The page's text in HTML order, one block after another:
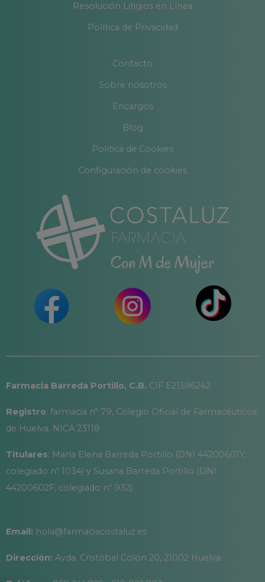
Resolución Litigios en Línea
Política de Privacidad
Contacto
Sobre nosotros
Encargos
Blog
Política de Cookies
Configuración de cookies
Farmacia Barreda Portillo, C.B. CIF E21596242
Registro: farmacia nº 79, Colegio Oficial de Farmacéuticos
de Huelva. NICA 23118
Titulares: María Elena Barreda Portillo (DNI 44200601Y,
colegiado nº 1034) y Susana Barreda Portillo (DNI
44200602F, colegiado nº 932)
Email: hola@farmaciacostaluz.es
Dirección: Avda. Cristóbal Colón 20, 21002 Huelva